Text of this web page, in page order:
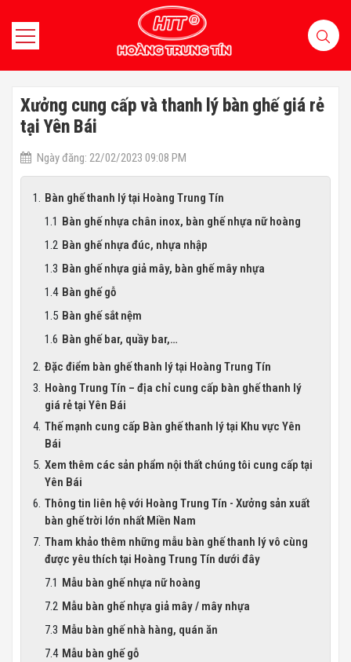
Xưởng cung cấp và thanh lý bàn ghế giá rẻ
tại Yên Bái
Ngày đăng: 22/02/2023 09:08 PM
Bàn ghế thanh lý tại Hoàng Trung Tín
Bàn ghế nhựa chân inox, bàn ghế nhựa nữ hoàng
Bàn ghế nhựa đúc, nhựa nhập
Bàn ghế nhựa giả mây, bàn ghế mây nhựa
Bàn ghế gỗ
Bàn ghế sắt nệm
Bàn ghế bar, quầy bar,…
Đặc điểm bàn ghế thanh lý tại Hoàng Trung Tín
Hoàng Trung Tín – địa chỉ cung cấp bàn ghế thanh lý
giá rẻ tại Yên Bái
Thế mạnh cung cấp Bàn ghế thanh lý tại Khu vực Yên
Bái
Xem thêm các sản phẩm nội thất chúng tôi cung cấp tại
Yên Bái
Thông tin liên hệ với Hoàng Trung Tín - Xưởng sản xuất
bàn ghế trời lớn nhất Miền Nam
Tham khảo thêm những mẫu bàn ghế thanh lý vô cùng
được yêu thích tại Hoàng Trung Tín dưới đây
Mẫu bàn ghế nhựa nữ hoàng
Mẫu bàn ghế nhựa giả mây / mây nhựa
Mẫu bàn ghế nhà hàng, quán ăn
Mẫu bàn ghế gỗ